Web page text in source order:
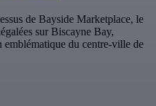
de Bayside Marketplace, le
sur Biscayne Bay,
du centre-ville de